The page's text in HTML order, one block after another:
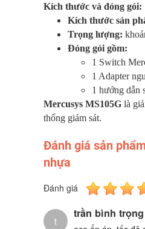
Kích thước và đóng gói:
Kích thước sản
Trọng lượng:
Đóng gói gồm:
1 Switch
1 Adapter
1 hướng dẫn
Mercusys MS105G là
thống giám sát.
Đánh giá sản
nhựa
Đánh giá
t
trần bình trọng